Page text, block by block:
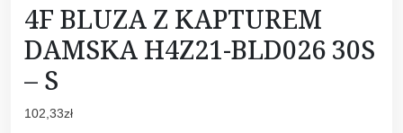
4F BLUZA Z KAPTUREM
DAMSKA H4Z21-BLD026 30S
– S
102,33zł